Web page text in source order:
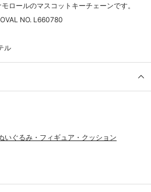
ロールのマスコットキーチェーンです。
NO. L660780
ル
いぐるみ・フィギュア・クッション